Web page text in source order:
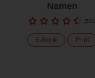
Namen
(501
E-Book Print